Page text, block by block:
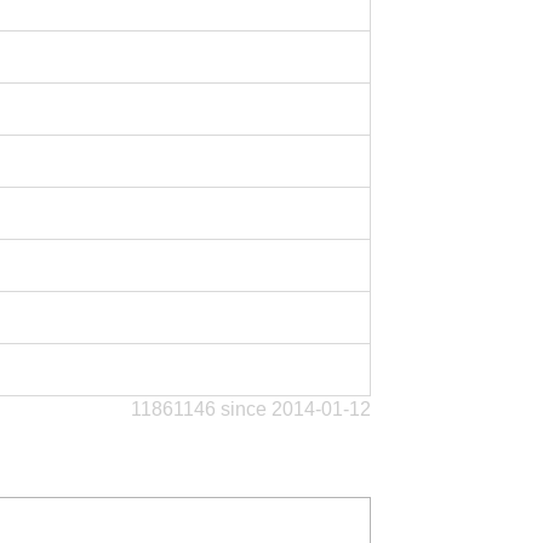
11861146 since 2014-01-12